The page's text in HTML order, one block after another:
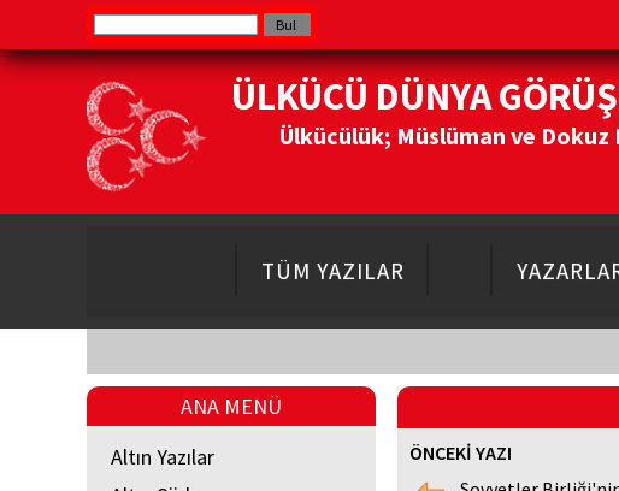
ÜLKÜCÜ DÜNYA
Ülkücülük; Müslüman ve Dokuz
TÜM YAZILAR
ANA MENÜ
Altın Yazılar
ÖNCEKİ YAZI